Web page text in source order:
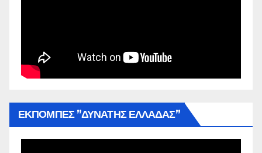
ΕΚΠΟΜΠΕΣ ”ΔΥΝΑΤΗΣ ΕΛΛΑΔΑΣ”